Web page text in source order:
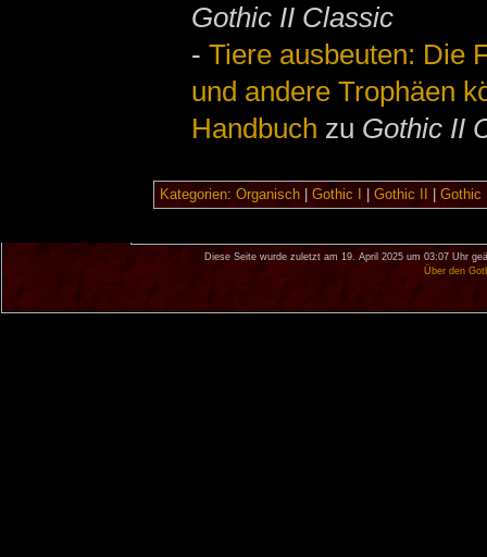
Gothic II Classic
-Tiere ausbeuten: Die
und andere Trophäen
Handbuch zu Gothic II
Kategorien: Organisch| Gothic I Gothic II Gothic
Diese Seite wurde zuletzt am 19. April 2025 um 03:07 Uhr
Über den